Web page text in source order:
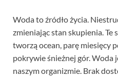
Woda to źródło życia.
zmieniając stan skupienia. Te
tworzą ocean, parę miesięcy
pokrywie śnieżnej gór. Woda
naszym organizmie. Brak